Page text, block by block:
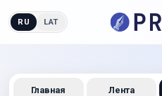
RU LAT
Главная Лента